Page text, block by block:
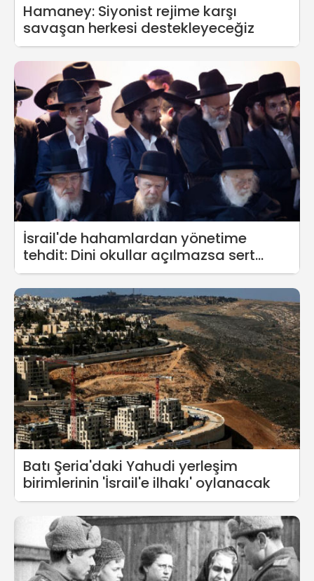
Hamaney: Siyonist rejime karşı
savaşan herkesi destekleyeceğiz
İsrail'de hahamlardan yönetime
tehdit: Dini okullar açılmazsa sert
adımlar atılır
Batı Şeria'daki Yahudi yerleşim
birimlerinin 'İsrail'e ilhakı' oylanacak